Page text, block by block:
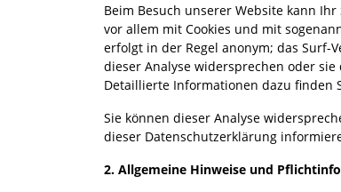
Beim Besuch unserer Website kann
vor allem mit Cookies und mit
erfolgt in der Regel anonym; das Surf-
dieser Analyse widersprechen oder
Detaillierte Informationen dazu finden
Sie können dieser Analyse
dieser Datenschutzerklärung
2. Allgemeine Hinweise und